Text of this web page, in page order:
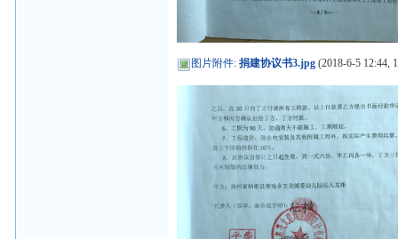
图片附件:捐建协议书3.jpg (2018-6-5 12:44,